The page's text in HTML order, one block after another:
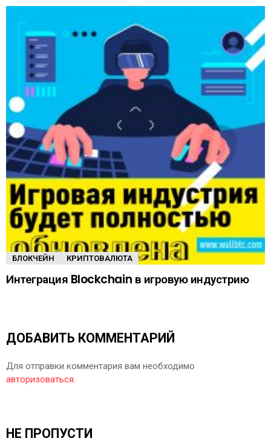
БЛОКЧЕЙН КРИПТОВАЛЮТА
Интеграция Blockchain в игровую индустрию
ДОБАВИТЬ КОММЕНТАРИЙ
Для отправки комментария вам необходимо
авторизоваться.
НЕ ПРОПУСТИ